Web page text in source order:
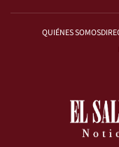
QUIÉNES SOMOS